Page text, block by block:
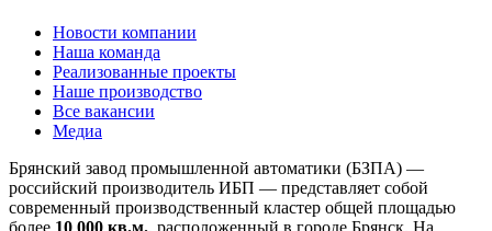
Новости компании
Наша команда
Реализованные проекты
Наше производство
Все вакансии
Медиа
Брянский завод промышленной автоматики (БЗПА) —
российский производитель ИБП — представляет собой
современный производственный кластер общей площадью
более 10 000 кв.м., расположенный в городе Брянск. На